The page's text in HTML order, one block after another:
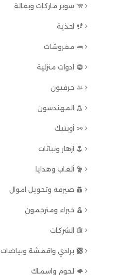
سوبر ماركات وبقالة
احذية
مفروشات
ادوات منزلية
حرفيون
المهندسون
أوبتيك
ازهار ونباتات
ألعاب وهدايا
صيرفة وتحويل اموال
خبراء ومترجمون
الشركات
برادي واقمشة وبياضات
لحوم واسماك